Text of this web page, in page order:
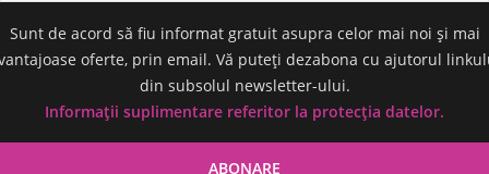
Sunt de acord să fiu informat gratuit asupra celor mai noi și mai
oferte, prin email. Vă puteți dezabona cu ajutorul
din subsolul newsletter-ului.
Informații suplimentare referitor la protecția datelor.